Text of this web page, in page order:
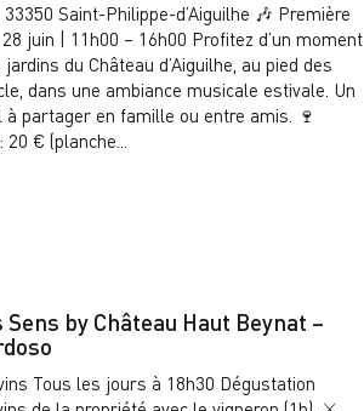
Saint-Philippe-d’Aiguilhe 🎶 Première
juin | 11h00 – 16h00 Profitez d’un moment
du Château d’Aiguilhe, au pied des
dans une ambiance musicale estivale. Un
à partager en famille ou entre amis. 🍷
€ (planche...
Sens by Château Haut Beynat –
Tous les jours à 18h30 Dégustation